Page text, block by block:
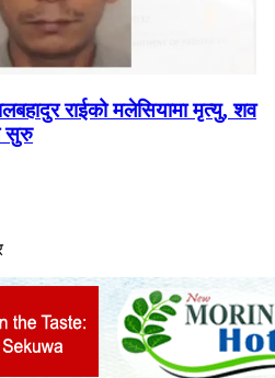
राईको मलेसियामा मृत्यु, शव
सुरु